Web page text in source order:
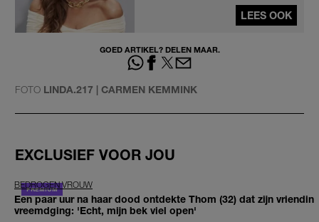
LEES OOK
GOED ARTIKEL? DELEN MAAR.
FOTO LINDA.217 | CARMEN KEMMINK
EXCLUSIEF VOOR JOU
BEDROGEN VROUW
Een paar uur na haar dood ontdekte Thom (32) dat zijn vriendin
vreemdging: 'Echt, mijn bek viel open'